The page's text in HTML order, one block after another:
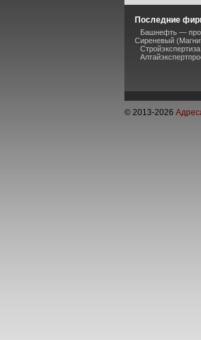
Последние
Башнефть —
Сиреневый
Стройэкспертиза
© 2013-2026